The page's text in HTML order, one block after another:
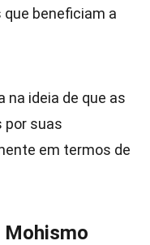
beneficiam a
na ideia de que as
por suas
em termos de
Mohismo